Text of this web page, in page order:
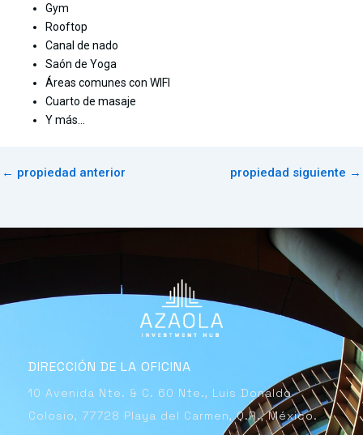
Gym
Rooftop
Canal de nado
Saón de Yoga
Áreas comunes con WIFI
Cuarto de masaje
Y más…
← propiedad anterior propiedad siguiente →
DIRECCIÓN DE LA OFICINA
10 Avenida Nte. & C. 60 Nte., Luis Donaldo
Colosio, 77728 Playa del Carmen, Q.R., México.